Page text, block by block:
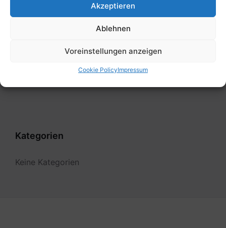
Akzeptieren
Ablehnen
Voreinstellungen anzeigen
Cookie PolicyImpressum
Von:
Filter
Kategorien
Keine Kategorien